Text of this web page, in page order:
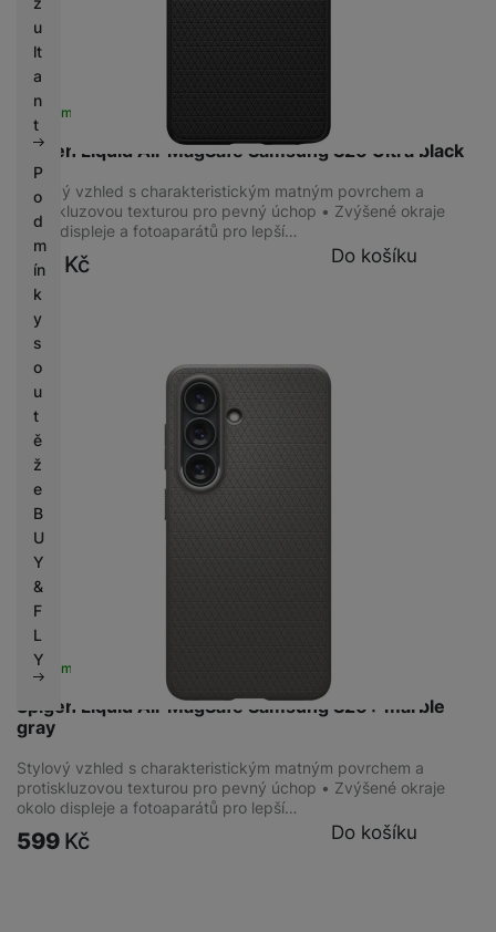
u
lt
a
n
t
P
o
d
m
ín
k
y
s
o
u
t
ě
ž
e
B
U
Y
&
F
L
Y
Spigen Liquid Air MagSafe Samsung S26 Ultra black
Skladem
Stylový vzhled s charakteristickým matným povrchem a
protiskluzovou texturou pro pevný úchop • Zvýšené okraje
okolo displeje a fotoaparátů pro lepší…
599 Kč Do košíku
Spigen Liquid Air MagSafe Samsung S26+ marble
gray
Skladem
Stylový vzhled s charakteristickým matným povrchem a
protiskluzovou texturou pro pevný úchop • Zvýšené okraje
okolo displeje a fotoaparátů pro lepší…
599 Kč Do košíku